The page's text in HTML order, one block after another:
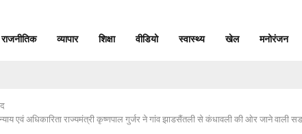
राजनीतिक व्यापार शिक्षा वीडियो स्वास्थ्य खेल मनोरंजन
एवं अधिकारिता राज्यमंत्री कृष्णपाल गुर्जर ने गांव झाडसैंतली से कंधावली की ओर जाने वाली